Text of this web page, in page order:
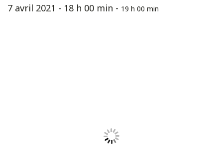
7 avril 2021 - 18 h 00 min - 19 h 00 min